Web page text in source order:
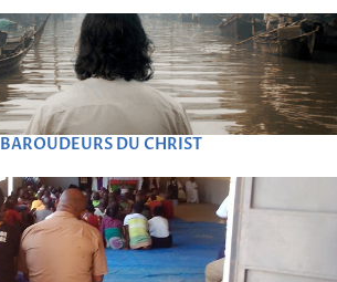
BAROUDEURS DU CHRIST